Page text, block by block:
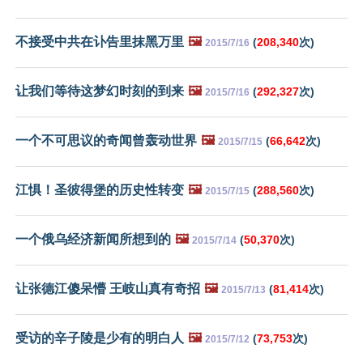
不接受中共在讣告里抹黑万里 🖼️ 2015/7/16 (208,340次)
让我们等待这梦幻时刻的到来 🖼️ 2015/7/16 (292,327次)
一个不可思议的奇闻曾轰动世界 🖼️ 2015/7/15 (66,642次)
江惧！圣彼得堡的历史性转变 🖼️ 2015/7/15 (288,560次)
一个俄乌经济新闻所想到的 🖼️ 2015/7/14 (50,370次)
让张德江傻呆懵 王岐山真有奇招 🖼️ 2015/7/13 (81,414次)
受访的辛子陵是少有的明白人 🖼️ 2015/7/12 (73,753次)